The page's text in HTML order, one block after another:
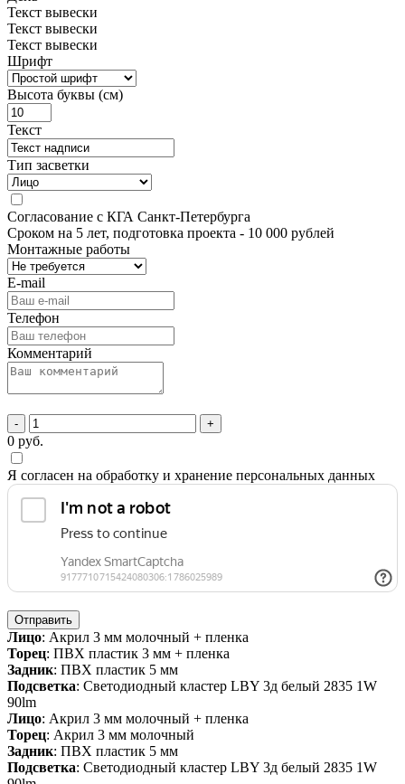
Текст вывески
Текст вывески
Текст вывески
Шрифт
Высота буквы (см)
Текст
Тип засветки
Согласование с КГА Санкт-Петербурга
Сроком на 5 лет, подготовка проекта - 10 000 рублей
Монтажные работы
E-mail
Телефон
Комментарий
- +
0 руб.
Я согласен на обработку и хранение персональных данных
Отправить
Лицо: Акрил 3 мм молочный + пленка
Торец: ПВХ пластик 3 мм + пленка
Задник: ПВХ пластик 5 мм
Подсветка: Светодиодный кластер LBY 3д белый 2835 1W
90lm
Лицо: Акрил 3 мм молочный + пленка
Торец: Акрил 3 мм молочный
Задник: ПВХ пластик 5 мм
Подсветка: Светодиодный кластер LBY 3д белый 2835 1W